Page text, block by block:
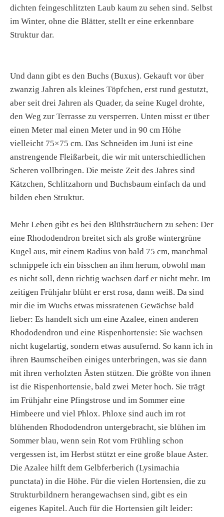
dichten feingeschlitzten Laub kaum zu sehen sind. Selbst
im Winter, ohne die Blätter, stellt er eine erkennbare
Struktur dar.
Und dann gibt es den Buchs (Buxus). Gekauft vor über
zwanzig Jahren als kleines Töpfchen, erst rund gestutzt,
aber seit drei Jahren als Quader, da seine Kugel drohte,
den Weg zur Terrasse zu versperren. Unten misst er über
einen Meter mal einen Meter und in 90 cm Höhe
vielleicht 75×75 cm. Das Schneiden im Juni ist eine
anstrengende Fleißarbeit, die wir mit unterschiedlichen
Scheren vollbringen. Die meiste Zeit des Jahres sind
Kätzchen, Schlitzahorn und Buchsbaum einfach da und
bilden eben Struktur.
Mehr Leben gibt es bei den Blühsträuchern zu sehen: Der
eine Rhododendron breitet sich als große wintergrüne
Kugel aus, mit einem Radius von bald 75 cm, manchmal
schnippele ich ein bisschen an ihm herum, obwohl man
es nicht soll, denn richtig wachsen darf er nicht mehr. Im
zeitigen Frühjahr blüht er erst rosa, dann weiß. Da sind
mir die im Wuchs etwas missratenen Gewächse bald
lieber: Es handelt sich um eine Azalee, einen anderen
Rhododendron und eine Rispenhortensie: Sie wachsen
nicht kugelartig, sondern etwas ausufernd. So kann ich in
ihren Baumscheiben einiges unterbringen, was sie dann
mit ihren verholzten Ästen stützen. Die größte von ihnen
ist die Rispenhortensie, bald zwei Meter hoch. Sie trägt
im Frühjahr eine Pfingstrose und im Sommer eine
Himbeere und viel Phlox. Phloxe sind auch im rot
blühenden Rhododendron untergebracht, sie blühen im
Sommer blau, wenn sein Rot vom Frühling schon
vergessen ist, im Herbst stützt er eine große blaue Aster.
Die Azalee hilft dem Gelbferberich (Lysimachia
punctata) in die Höhe. Für die vielen Hortensien, die zu
Strukturbildnern herangewachsen sind, gibt es ein
eigenes Kapitel. Auch für die Hortensien gilt leider: